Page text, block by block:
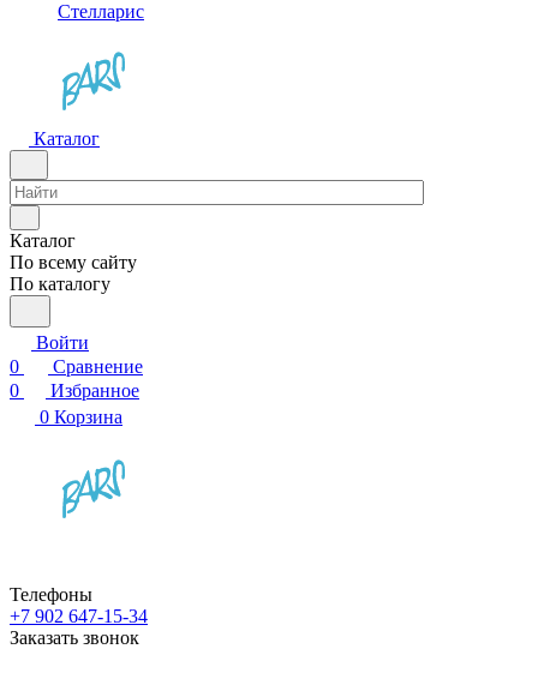
Стелларис
Каталог
Каталог
По всему сайту
По каталогу
Войти
0
Сравнение
0
Избранное
0 Корзина
Телефоны
+7 902 647-15-34
Заказать звонок